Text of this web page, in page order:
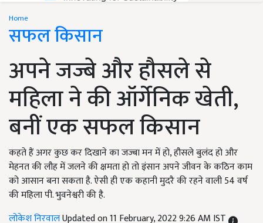
Home
सफल किसान
अपने जज्बे और हौसले से
महिला ने की ऑर्गेनिक खेती,
बनीं एक सफल किसान
कहते हैं अगर कुछ कर दिखाने का जज्बा मन में हो, हौसले बुलंद हो और
मेहनत की लौह में जलने की क्षमता हो तो इंसान अपने जीवन के कठिन काम
को आसान बना सकता है. ऐसी ही एक कहानी मुदरै की रहने वाली 54 वर्ष
की महिला पी. भुवनेश्वरी की है.
लोकेश निरवालUpdated on 11 February, 2022 9:26 AM IST